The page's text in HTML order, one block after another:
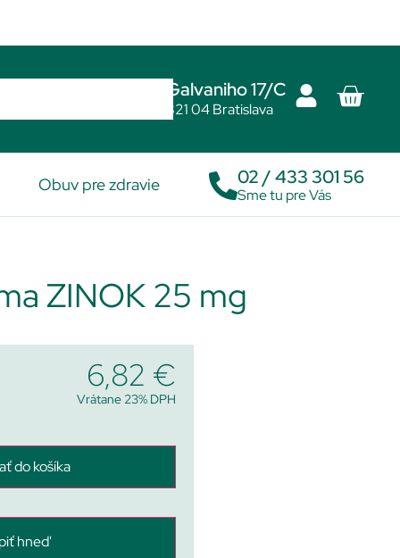
Galvaniho 17/C
821 04 Bratislava
Obuv pre zdravie 02 / 433 301 56
Sme tu pre Vás
ZINOK 25 mg
6,82 €
Vrátane 23% DPH
do košíka
hneď